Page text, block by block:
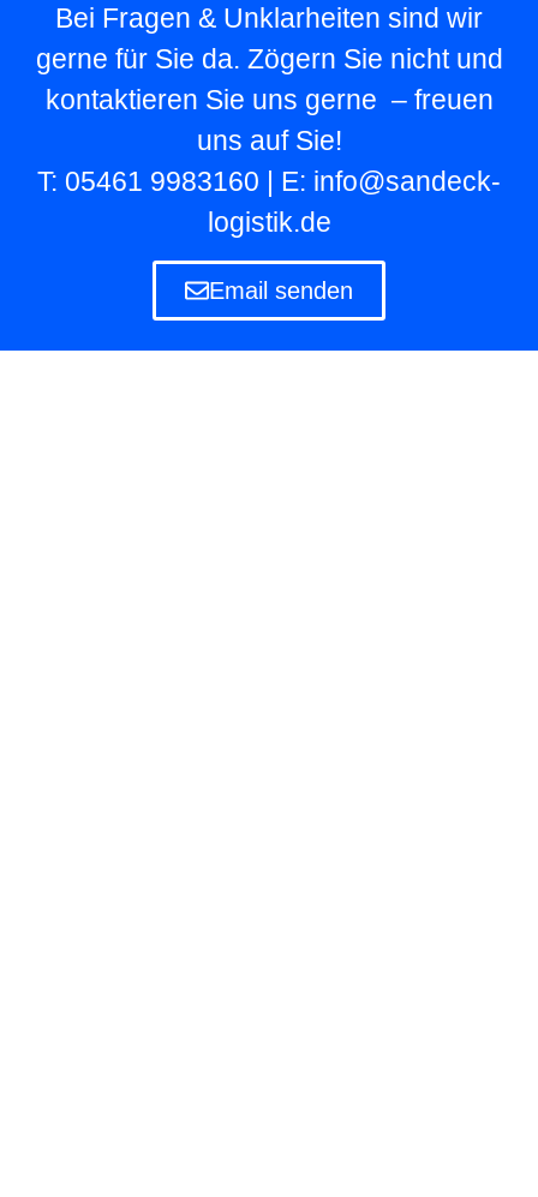
Bei Fragen & Unklarheiten sind wir
gerne für Sie da. Zögern Sie nicht und
kontaktieren Sie uns gerne – freuen
uns auf Sie!
T: 05461 9983160 | E: info@sandeck-
logistik.de
Email senden